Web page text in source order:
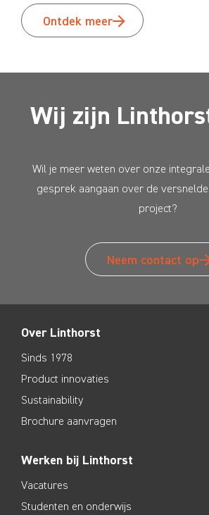
Ontdek meer
Wij zijn
Wil je meer weten over onze
gesprek aangaan over de
project?
Neem contact op
Over Linthorst
Sinds 1978
Product innovaties
Sustainability
Brochure aanvragen
Werken bij Linthorst
Vacatures
Studenten en onderwijs